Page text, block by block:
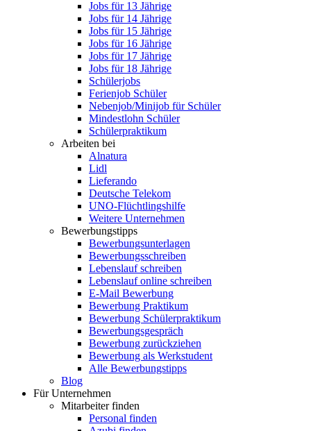
Jobs für 13 Jährige
Jobs für 14 Jährige
Jobs für 15 Jährige
Jobs für 16 Jährige
Jobs für 17 Jährige
Jobs für 18 Jährige
Schülerjobs
Ferienjob Schüler
Nebenjob/Minijob für Schüler
Mindestlohn Schüler
Schülerpraktikum
Arbeiten bei
Alnatura
Lidl
Lieferando
Deutsche Telekom
UNO-Flüchtlingshilfe
Weitere Unternehmen
Bewerbungstipps
Bewerbungsunterlagen
Bewerbungsschreiben
Lebenslauf schreiben
Lebenslauf online schreiben
E-Mail Bewerbung
Bewerbung Praktikum
Bewerbung Schülerpraktikum
Bewerbungsgespräch
Bewerbung zurückziehen
Bewerbung als Werkstudent
Alle Bewerbungstipps
Blog
Für Unternehmen
Mitarbeiter finden
Personal finden